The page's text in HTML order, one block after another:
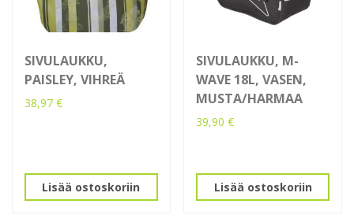
SIVULAUKKU,
PAISLEY, VIHREÄ
38,97 €
Lisää ostoskoriin
SIVULAUKKU, M-
WAVE 18L, VASEN,
MUSTA/HARMAA
39,90€
Lisää ostoskoriin